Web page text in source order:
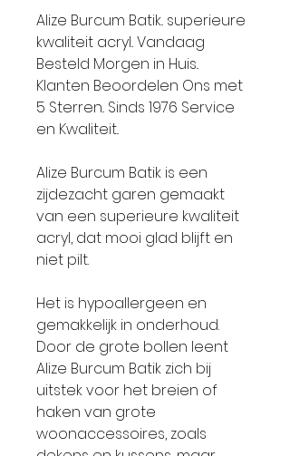
Alize Burcum Batik.. superieure
kwaliteit acryl.. Vandaag
Besteld Morgen in Huis..
Klanten Beoordelen Ons met
5 Sterren.. Sinds 1976 Service
en Kwaliteit..
Alize Burcum Batik is een
zijdezacht garen gemaakt
van een superieure kwaliteit
acryl, dat mooi glad blijft en
niet pilt.
Het is hypoallergeen en
gemakkelijk in onderhoud.
Door de grote bollen leent
Alize Burcum Batik zich bij
uitstek voor het breien of
haken van grote
woonaccessoires, zoals